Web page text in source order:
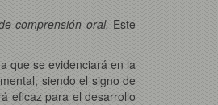
comprensión oral. Este
que se evidenciará en la
siendo el signo de
eficaz para el desarrollo